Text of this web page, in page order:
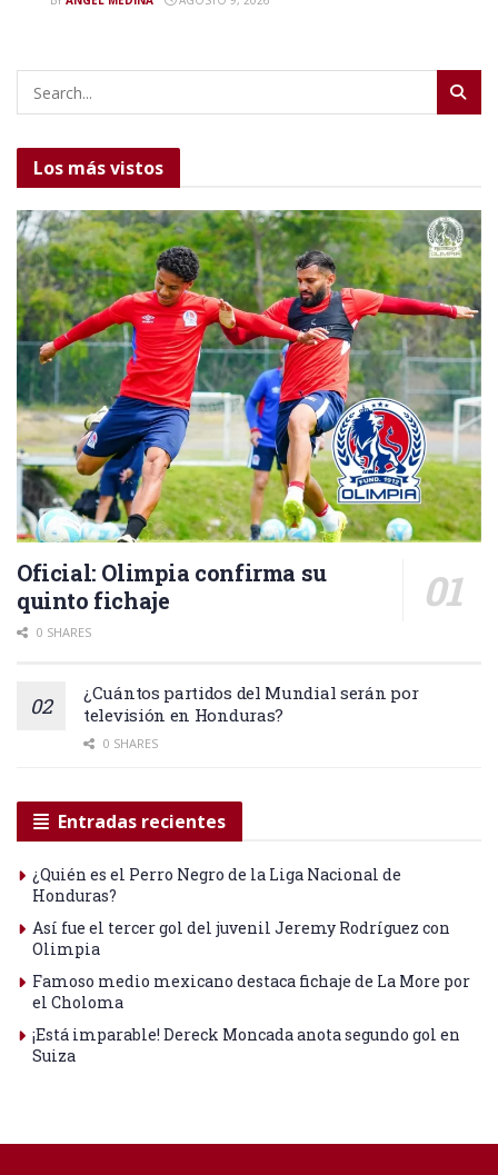
Los más vistos
Oficial: Olimpia confirma su
quinto fichaje
0 SHARES
¿Cuántos partidos del Mundial serán por
televisión en Honduras?
0 SHARES
Entradas recientes
¿Quién es el Perro Negro de la Liga Nacional de
Honduras?
Así fue el tercer gol del juvenil Jeremy Rodríguez con
Olimpia
Famoso medio mexicano destaca fichaje de La More por
el Choloma
¡Está imparable! Dereck Moncada anota segundo gol en
Suiza